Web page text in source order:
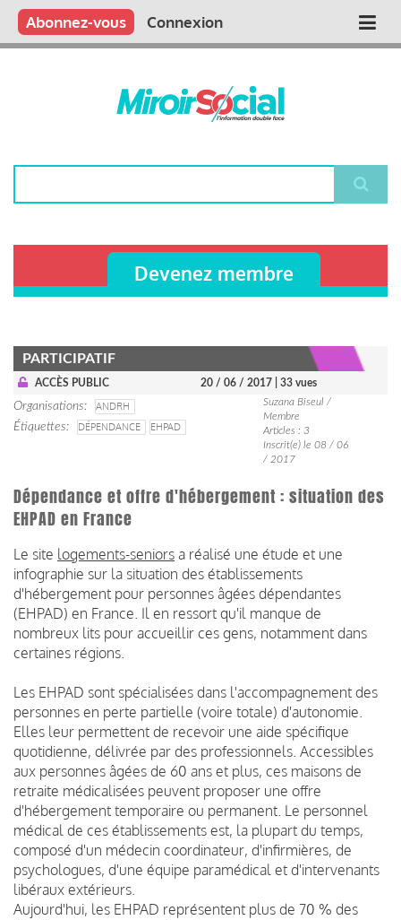
Aller
contenu
Main
Qui sommes nous ?
Vous publiez
Nous publions
Contactez-nous
Abonnez-vous Connexion
Devenez membre
PARTICIPATIF
ACCÈS PUBLIC 20 / 06 / 2017 | 33 vues
Organisations
ANDRH
Étiquettes
DÉPENDANCE EHPAD
Suzana Biseul /
Membre
Articles : 3
Inscrit(e) le 08 / 06
/ 2017
Dépendance et offre d'hébergement : situation des
EHPAD en France
Le site logements-seniors a réalisé une étude et une
infographie sur la situation des établissements
d'hébergement pour personnes âgées dépendantes
(EHPAD) en France. Il en ressort qu'il manque de
nombreux lits pour accueillir ces gens, notamment dans
certaines régions.
Les EHPAD sont spécialisées dans l'accompagnement des
personnes en perte partielle (voire totale) d'autonomie.
Elles leur permettent de recevoir une aide spécifique
quotidienne, délivrée par des professionnels. Accessibles
aux personnes âgées de 60 ans et plus, ces maisons de
retraite médicalisées peuvent proposer une offre
d'hébergement temporaire ou permanent. Le personnel
médical de ces établissements est, la plupart du temps,
composé d'un médecin coordinateur, d'infirmières, de
psychologues, d'une équipe paramédical et d'intervenants
libéraux extérieurs.
Aujourd'hui, les EHPAD représentent plus de 70 % des